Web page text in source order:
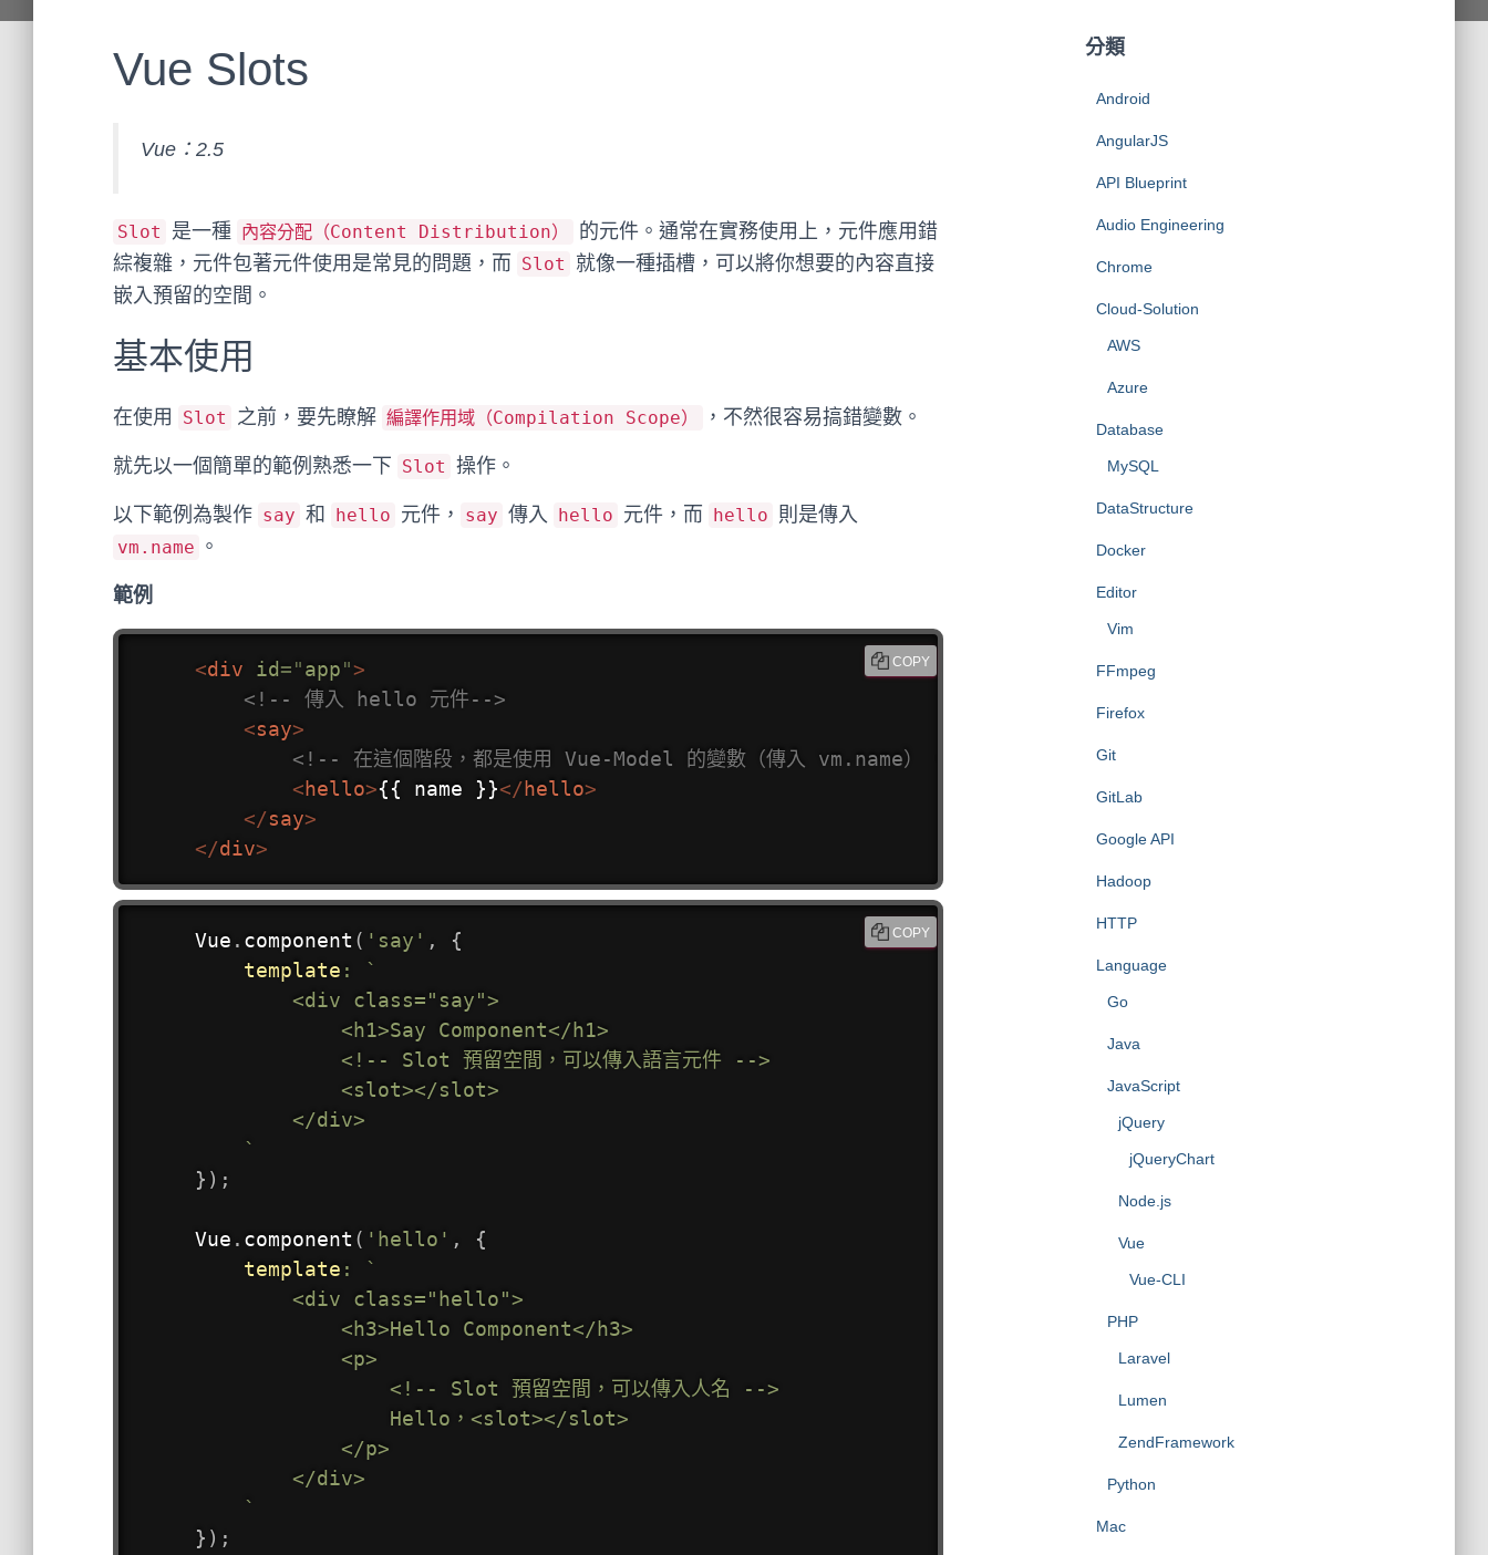
Vue Slots
Vue：2.5
Slot 是一種 內容分配（Content Distribution）
的元件。通常在實務使用上，元件應用錯
綜複雜，元件包著元件使用是常見的問題，而 Slot
就像一種插槽，可以將你想要的內容直接
嵌入預留的空間。
基本使用
在使用 Slot 之前，要先瞭解 編譯作用域（Compilation Scope） ，不然很容易搞錯變數。
就先以一個簡單的範例熟悉一下 Slot 操作。
以下範例為製作 say 和 hello 元件， say 傳入 hello 元件，而 hello 則是傳入
vm.name 。
範例
<div id="app">
<!-- 傳入 hello 元件-->
<say>
<!-- 在這個階段，都是使用 Vue-Model 的變數（傳入 vm.name） -->
<hello>{{ name }}</hello>
</say>
</div>
COPY
Vue . component ( 'say' ,
{
template :
`
        <div class="say">
            <h1>Say Component</h1>
            <!-- Slot 預留空間，可以傳入語言元件 -->
            <slot></slot>
        </div>
`
} ) ;
Vue . component ( 'hello' ,
{
template :
`
        <div class="hello">
            <h3>Hello Component</h3>
            <p>
                <!-- Slot 預留空間，可以傳入人名 -->
                Hello，<slot></slot>
            </p>
        </div>
`
} ) ;
COPY
分類
Android
AngularJS
API Blueprint
Audio Engineering
Chrome
Cloud-Solution
AWS
Azure
Database
MySQL
DataStructure
Docker
Editor
Vim
FFmpeg
Firefox
Git
GitLab
Google API
Hadoop
HTTP
Language
Go
Java
JavaScript
jQuery
jQueryChart
Node.js
Vue
Vue-CLI
PHP
Laravel
Lumen
ZendFramework
Python
Mac